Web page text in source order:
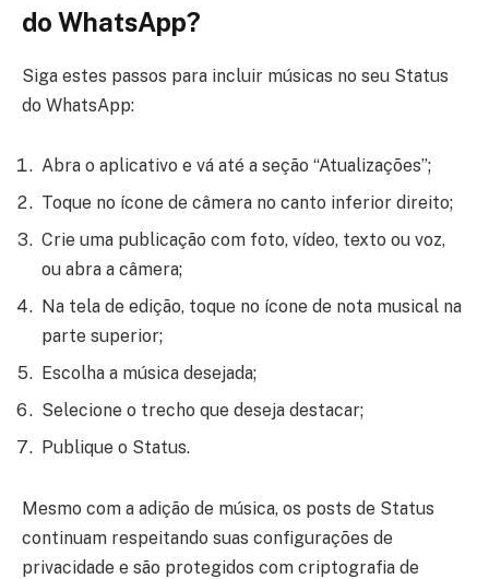
do WhatsApp?
Siga estes passos para incluir músicas no seu Status
do WhatsApp:
Abra o aplicativo e vá até a seção “Atualizações”;
Toque no ícone de câmera no canto inferior direito;
Crie uma publicação com foto, vídeo, texto ou voz,
ou abra a câmera;
Na tela de edição, toque no ícone de nota musical na
parte superior;
Escolha a música desejada;
Selecione o trecho que deseja destacar;
Publique o Status.
Mesmo com a adição de música, os posts de Status
continuam respeitando suas configurações de
privacidade e são protegidos com criptografia de